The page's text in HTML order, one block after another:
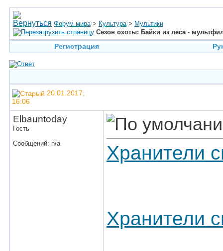
Форум мира > Культура > Мультики
Сезон охоты: Байки из леса -
Регистрация
20.01.2017,
16:06
Elbauntoday
Гость
Сообщений: n/a
Хранители
Хранители